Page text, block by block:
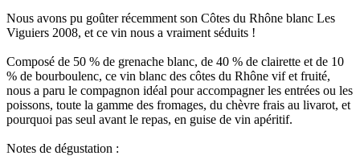
Nous avons pu goûter récemment son Côtes du Rhône blanc Les
Viguiers 2008, et ce vin nous a vraiment séduits !
Composé de 50 % de grenache blanc, de 40 % de clairette et de 10
% de bourboulenc, ce vin blanc des côtes du Rhône vif et fruité,
nous a paru le compagnon idéal pour accompagner les entrées ou les
poissons, toute la gamme des fromages, du chèvre frais au livarot, et
pourquoi pas seul avant le repas, en guise de vin apéritif.
Notes de dégustation :